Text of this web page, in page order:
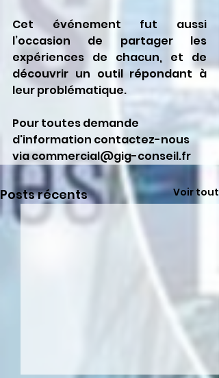
Cet événement fut aussi
l’occasion de partager les
expériences de chacun, et de
découvrir un outil répondant à
leur problématique.
Pour toutes demande
d'information contactez-nous
via commercial@gig-conseil.fr
Posts récents Voir tout